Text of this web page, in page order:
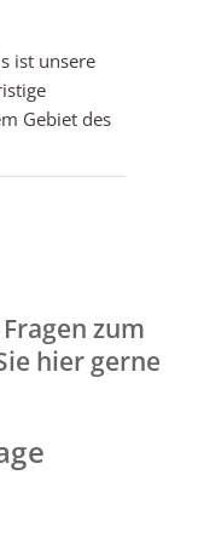
ist unsere
Gebiet des
zum
hier gerne